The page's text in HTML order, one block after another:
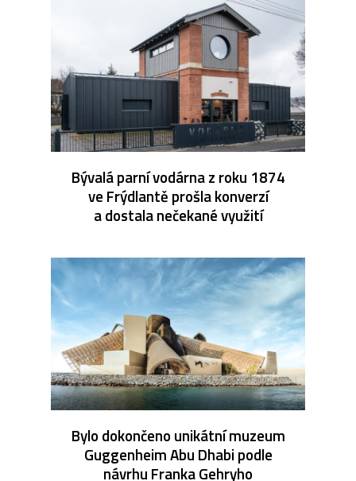
Bývalá parní vodárna z roku 1874
ve Frýdlantě prošla konverzí
a dostala nečekané využití
Bylo dokončeno unikátní muzeum
Guggenheim Abu Dhabi podle
návrhu Franka Gehryho